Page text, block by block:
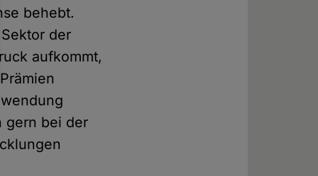
behebt.
der
aufkommt,
gern bei der